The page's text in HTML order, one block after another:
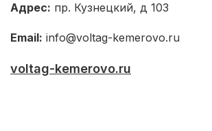
Адрес: пр. Кузнецкий, д 103
Email: info@voltag-kemerovo.ru
voltag-kemerovo.ru